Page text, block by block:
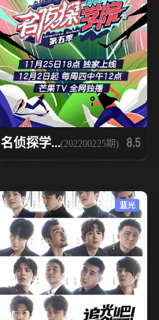
名侦探学...(202200225期) 8.5
蓝光